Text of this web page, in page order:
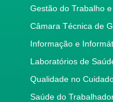
Gestão do Trabalho
Câmara Técnica de
Informação e
Laboratórios de
Qualidade no
Saúde do